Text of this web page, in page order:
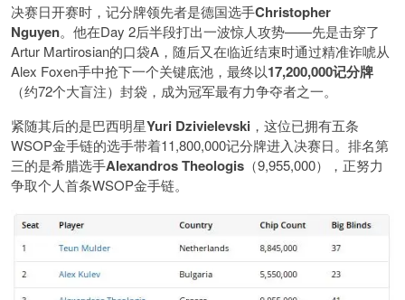
决赛日开赛时，记分牌领先者是德国选手Christopher
Nguyen。他在Day 2后半段打出一波惊人攻势——先是击穿了
Artur Martirosian的口袋A，随后又在临近结束时通过精准诈唬从
Alex Foxen手中抢下一个关键底池，最终以17,200,000记分牌
（约72个大盲注）封袋，成为冠军最有力争夺者之一。
紧随其后的是巴西明星Yuri Dzivielevski ，这位已拥有五条
WSOP金手链的选手带着11,800,000记分牌进入决赛日。排名第
三的是希腊选手Alexandros Theologis （9,955,000），正努力
争取个人首条WSOP金手链。